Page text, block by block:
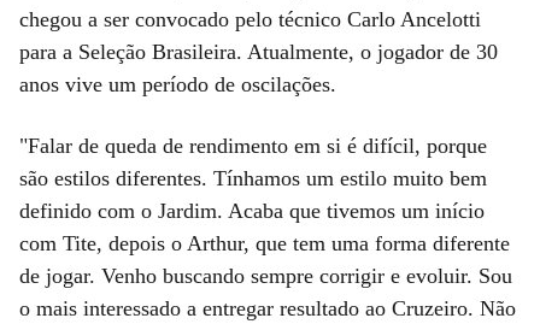
chegou a ser convocado pelo técnico Carlo Ancelotti
para a Seleção Brasileira. Atualmente, o jogador de 30
anos vive um período de oscilações.
"Falar de queda de rendimento em si é difícil, porque
são estilos diferentes. Tínhamos um estilo muito bem
definido com o Jardim. Acaba que tivemos um início
com Tite, depois o Arthur, que tem uma forma diferente
de jogar. Venho buscando sempre corrigir e evoluir. Sou
o mais interessado a entregar resultado ao Cruzeiro. Não